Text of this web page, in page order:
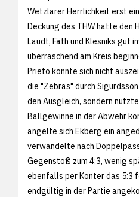
Wetzlarer Herrlichkeit erst
Deckung des THW hatte den
Laudt, Fäth und Klesniks gut
überraschend am Kreis
Prieto konnte sich nicht
die "Zebras" durch
den Ausgleich, sondern
Ballgewinne in der Abwehr
angelte sich Ekberg ein
verwandelte nach
Gegenstoß zum 4:3, wenig
ebenfalls per Konter das 5:3
endgültig in der Partie